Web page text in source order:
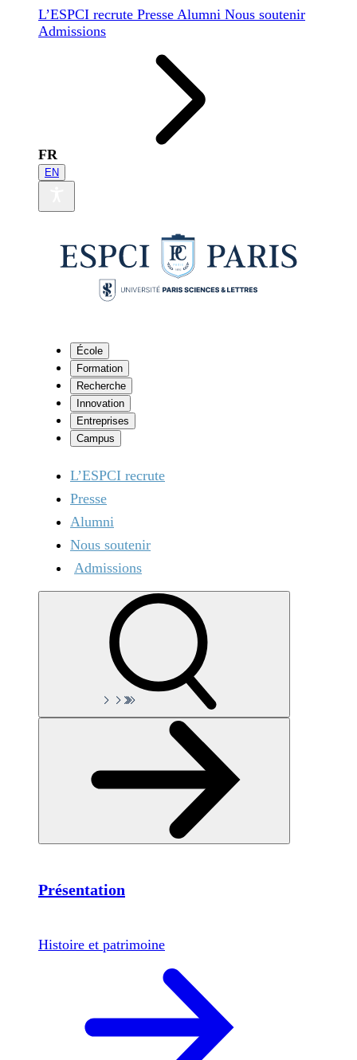
L’ESPCI recrute Presse Alumni Nous soutenir
Admissions
FR
EN
École
Formation
Recherche
Innovation
Entreprises
Campus
L’ESPCI recrute
Presse
Alumni
Nous soutenir
Admissions
Présentation
Histoire et patrimoine